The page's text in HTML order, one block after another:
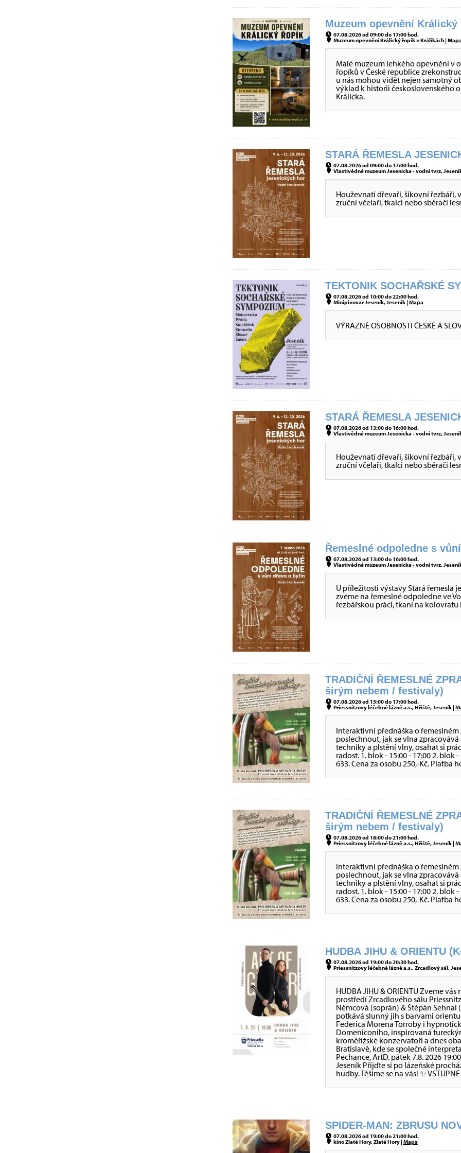
Muzeum opevnění
07.08.2026 od 09:00 do 17:00 hod.
Muzeum opevnění Králický řopík v Králíkách |
Malé muzeum lehkého opevnění v
řopíků v České republice
u nás mohou vidět nejen samotný
výklad k historii československého
Králicka.
STARÁ ŘEMESLA
07.08.2026 od 09:00 do 17:00 hod.
Vlastivědné muzeum Jesenicka - vodní tvrz,
Houževnatí dřevaři, šikovní řezbáři,
zruční včelaři, tkalci nebo sběrači
TEKTONIK SOCHAŘSKÉ
07.08.2026 od 10:00 do 22:00 hod.
Minipivovar Jeseník, Jeseník |Mapa
VÝRAZNÉ OSOBNOSTI ČESKÉ A
STARÁ ŘEMESLA
07.08.2026 od 13:00 do 16:00 hod.
Vlastivědné muzeum Jesenicka - vodní tvrz,
Houževnatí dřevaři, šikovní řezbáři,
zruční včelaři, tkalci nebo sběrači
Řemeslné odpoledne s
07.08.2026 od 13:00 do 16:00 hod.
Vlastivědné muzeum Jesenicka - vodní tvrz,
U příležitosti výstavy Stará řemesla
zveme na řemeslné odpoledne ve
řezbářskou práci, tkaní na
TRADIČNÍ ŘEMESLNÉ
širým nebem / festivaly)
07.08.2026 od 15:00 do 17:00 hod.
Priessnitzovy léčebné lázně a.s., Hřiště, Jeseník |
Interaktivní přednáška o
poslechnout, jak se vlna
techniky a plstění vlny, osahat si
radost. 1. blok - 15:00 - 17:00 2. blok
633. Cena za osobu 250,-Kč. Platba
TRADIČNÍ ŘEMESLNÉ
širým nebem / festivaly)
07.08.2026 od 18:00 do 21:00 hod.
Priessnitzovy léčebné lázně a.s., Hřiště, Jeseník |
Interaktivní přednáška o
poslechnout, jak se vlna
techniky a plstění vlny, osahat si
radost. 1. blok - 15:00 - 17:00 2. blok
633. Cena za osobu 250,-Kč. Platba
HUDBA JIHU & ORIENTU
07.08.2026 od 19:00 do 20:30 hod.
Priessnitzovy léčebné lázně a.s., Zrcadlový sál,
HUDBA JIHU & ORIENTU Zveme
prostředí Zrcadlového sálu
Němcová (soprán) & Štěpán
potkává slunný jih s barvami
Federica Morena Torroby i
Domeniconiho, inspirovaná
kroměřížské konzervatoři a dnes
Bratislavě, kde se společné
Pechance, ArtD. pátek 7.8. 2026
Jeseník Přijďte si po lázeňské
hudby. Těšíme se na vás! ✨
SPIDER-MAN: ZBRUSU
07.08.2026 od 19:00 do 21:00 hod.
kino Zlaté Hory, Zlaté Hory |Mapa